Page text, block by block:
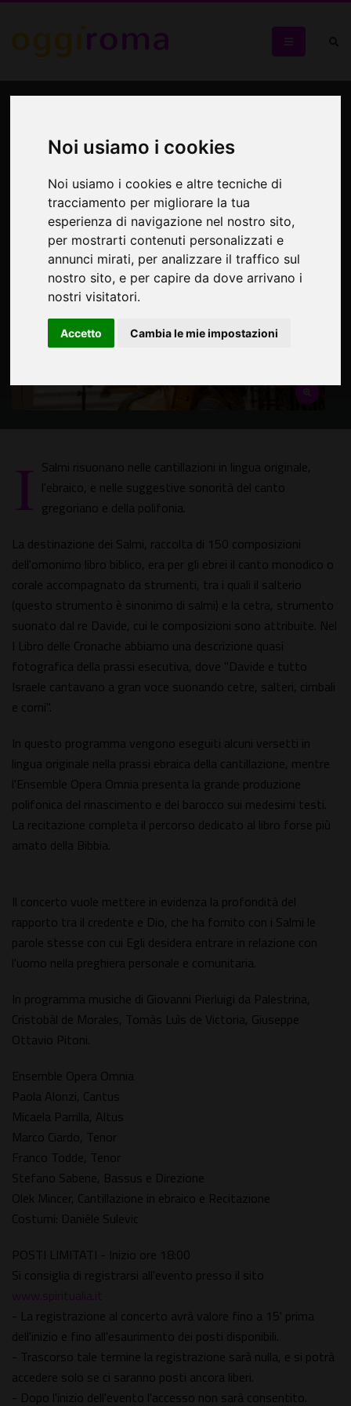
Noi usiamo i cookies
Noi usiamo i cookies e altre tecniche di
tracciamento per migliorare la tua
esperienza di navigazione nel nostro sito,
per mostrarti contenuti personalizzati e
annunci mirati, per analizzare il traffico sul
nostro sito, e per capire da dove arrivano i
nostri visitatori.
Accetto Cambia le mie impostazioni
La cetra di Davide
I Salmi risuonano nelle cantillazioni in lingua originale
I Salmi risuonano nelle cantillazioni in lingua originale,
l'ebraico, e nelle suggestive sonorità del canto
gregoriano e della polifonia.
La destinazione dei Salmi, raccolta di 150 composizioni
dell'omonimo libro biblico, era per gli ebrei il canto monodico o
corale accompagnato da strumenti, tra i quali il salterio
(questo strumento è sinonimo di salmi) e la cetra, strumento
suonato dal re Davide, cui le composizioni sono attribuite. Nel
I Libro delle Cronache abbiamo una descrizione quasi
fotografica della prassi esecutiva, dove "Davide e tutto
Israele cantavano a gran voce suonando cetre, salteri, cimbali
e corni".
In questo programma vengono eseguiti alcuni versetti in
lingua originale nella prassi ebraica della cantillazione, mentre
l'Ensemble Opera Omnia presenta la grande produzione
polifonica del rinascimento e del barocco sui medesimi testi.
La recitazione completa il percorso dedicato al libro forse più
amato della Bibbia.
Il concerto vuole mettere in evidenza la profondità del
rapporto tra il credente e Dio, che ha fornito con i Salmi le
parole stesse con cui Egli desidera entrare in relazione con
l'uomo nella preghiera personale e comunitaria.
In programma musiche di Giovanni Pierluigi da Palestrina,
Cristobàl de Morales, Tomàs Luìs de Victoria, Giuseppe
Ottavio Pitoni.
Ensemble Opera Omnia
Paola Alonzi, Cantus
Micaela Parrilla, Altus
Marco Ciardo, Tenor
Franco Todde, Tenor
Stefano Sabene, Bassus e Direzione
Olek Mincer, Cantillazione in ebraico e Recitazione
Costumi: Daniéle Sulevic
POSTI LIMITATI - Inizio ore 18:00
Si consiglia di registrarsi all'evento presso il sito
www.spiritualia.it
- La registrazione al concerto avrà valore fino a 15' prima
dell'inizio e fino all'esaurimento dei posti disponibili.
- Trascorso tale termine la registrazione sarà nulla, e si potrà
accedere solo se ci saranno posti ancora liberi.
- Dopo l'inizio dell'evento l'accesso non sarà consentito.